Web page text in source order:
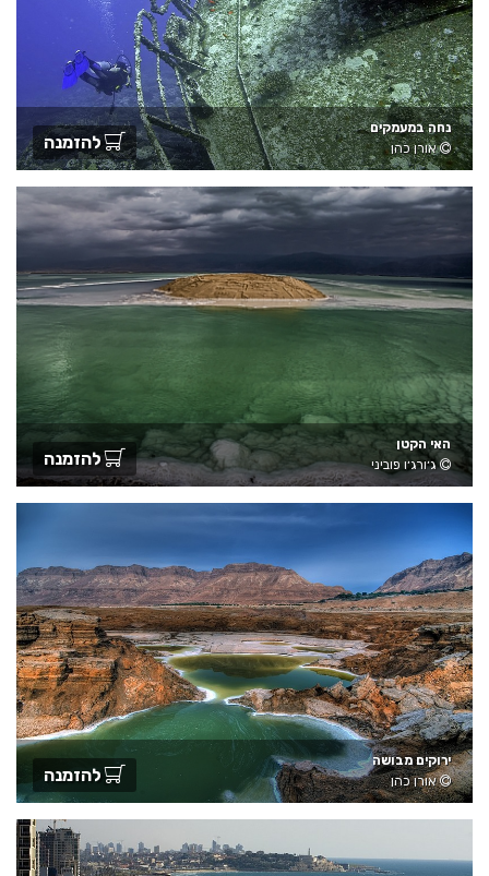
נחה במעמקים
אורן כהן
להזמנה
האי הקטן
ג׳ורג׳ו פוביני
להזמנה
ירוקים מבושה
אורן כהן
להזמנה